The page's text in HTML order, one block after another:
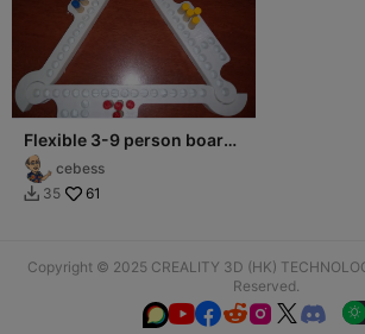
Flexible 3-9 person board
gamecebess
 35 61
Copyright © 2025 CREALITY 3D (HK)
Reserved.
  